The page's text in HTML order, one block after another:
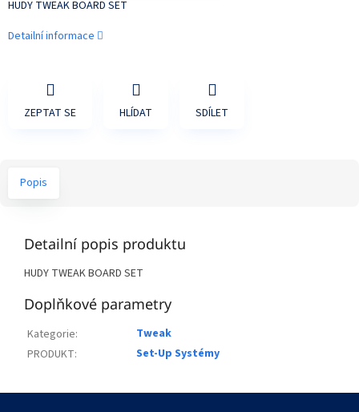
HUDY TWEAK BOARD SET
Detailní informace
ZEPTAT SE HLÍDAT SDÍLET
Popis
Detailní popis produktu
HUDY TWEAK BOARD SET
Doplňkové parametry
Kategorie:
Tweak
PRODUKT: Set-Up Systémy